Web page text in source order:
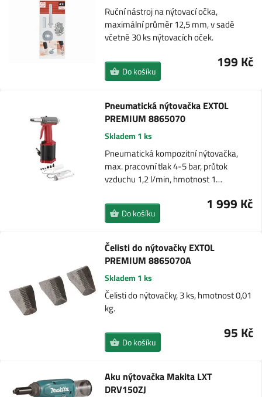
Ruční nástroj na nýtovací očka,
maximální průměr 12,5 mm, v sadě
včetně 30 ks nýtovacích oček.
199 Kč
Do košíku
Pneumatická nýtovačka EXTOL
PREMIUM 8865070
Skladem 1 ks
Pneumatická kompozitní nýtovačka,
max. pracovní tlak 4-5 bar, průtok
vzduchu 1,2 l/min, hmotnost 1…
1 999 Kč
Do košíku
Čelisti do nýtovačky EXTOL
PREMIUM 8865070A
Skladem 1 ks
Čelisti do nýtovačky, 3 ks, hmotnost 0,01
kg.
95 Kč
Do košíku
Aku nýtovačka Makita LXT
DRV150ZJ